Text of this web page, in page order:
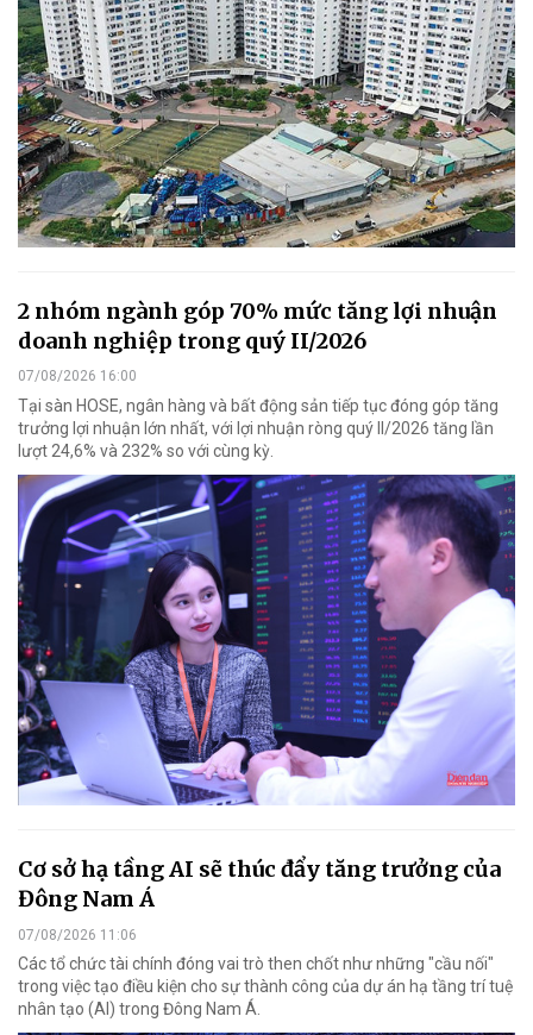
2 nhóm ngành góp 70% mức tăng lợi nhuận
doanh nghiệp trong quý II/2026
07/08/2026 16:00
Tại sàn HOSE, ngân hàng và bất động sản tiếp tục đóng góp tăng
trưởng lợi nhuận lớn nhất, với lợi nhuận ròng quý II/2026 tăng lần
lượt 24,6% và 232% so với cùng kỳ.
Cơ sở hạ tầng AI sẽ thúc đẩy tăng trưởng của
Đông Nam Á
07/08/2026 11:06
Các tổ chức tài chính đóng vai trò then chốt như những "cầu nối"
trong việc tạo điều kiện cho sự thành công của dự án hạ tầng trí tuệ
nhân tạo (AI) trong Đông Nam Á.